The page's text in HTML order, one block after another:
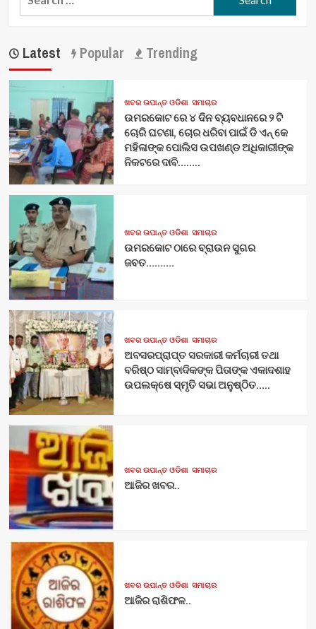
Latest Popular Trending
ଖବର ଉପାନ୍ତ ଓଡିଶା ସମାଚାର
ଉମରକୋଟ ରେ ୪ ଦିନ ବ୍ୟବଧାନରେ ୨ ଟି
ଚୋରି ଘଟଣା, ଚୋର ଧରିବା ପାଇଁ ଡି ଏନ୍ କେ
ମହିଳାଙ୍କ ପୋଲିସ ଉପଖଣ୍ଡ ଅଧିକାରୀଙ୍କ
ନିକଟରେ ଦାବି……..
ଖବର ଉପାନ୍ତ ଓଡିଶା ସମାଚାର
ଉମରକୋଟ ଠାରେ ବ୍ରାଉନ ସୁଗର
ଜବତ……….
ଖବର ଉପାନ୍ତ ଓଡିଶା ସମାଚାର
ଅବସରପ୍ରାପ୍ତ ସରକାରୀ କର୍ମଚାରୀ ତଥା
ବରିଷ୍ଠ ସାମ୍ବାଦିକଙ୍କ ପିତାଙ୍କ ଏକାଦଶାହ
ଉପଲକ୍ଷେ ସ୍ମୃତି ସଭା ଅନୁଷ୍ଠିତ…..
ଖବର ଉପାନ୍ତ ଓଡିଶା ସମାଚାର
ଆଜିର ଖବର..
ଖବର ଉପାନ୍ତ ଓଡିଶା ସମାଚାର
ଆଜିର ରାଶିଫଳ..